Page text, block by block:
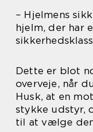
– Hjelmens
hjelm, der har
Dette er blot
overveje, når
Husk, at en
stykke udstyr,
til at vælge